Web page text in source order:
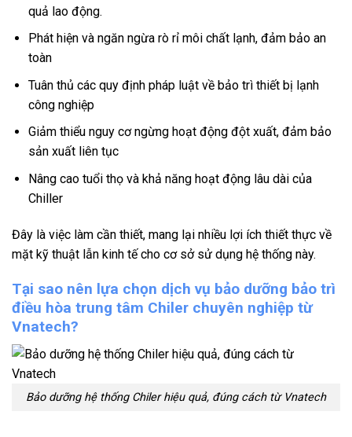
quả lao động.
Phát hiện và ngăn ngừa rò rỉ môi chất lạnh, đảm bảo an
toàn
Tuân thủ các quy định pháp luật về bảo trì thiết bị lạnh
công nghiệp
Giảm thiểu nguy cơ ngừng hoạt động đột xuất, đảm bảo
sản xuất liên tục
Nâng cao tuổi thọ và khả năng hoạt động lâu dài của
Chiller
Đây là việc làm cần thiết, mang lại nhiều lợi ích thiết thực về
mặt kỹ thuật lẫn kinh tế cho cơ sở sử dụng hệ thống này.
Tại sao nên lựa chọn dịch vụ bảo dưỡng bảo trì
điều hòa trung tâm Chiler chuyên nghiệp từ
Vnatech?
Bảo dưỡng hệ thống Chiler hiệu quả, đúng cách từ Vnatech